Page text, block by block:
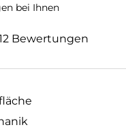
bei Ihnen
Bewertungen